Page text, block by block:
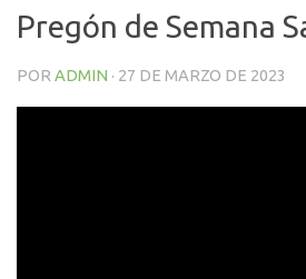
Pregón de Semana
POR ADMIN · 27 DE MARZO DE 2023